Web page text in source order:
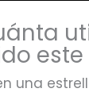
una